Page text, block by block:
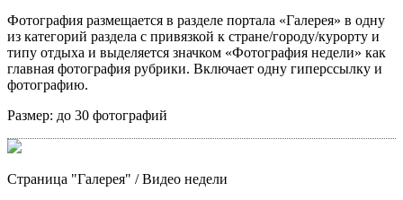
Фотография размещается в разделе портала «Галерея» в одну
из категорий раздела с привязкой к стране/городу/курорту и
типу отдыха и выделяется значком «Фотография недели» как
главная фотография рубрики. Включает одну гиперссылку и
фотографию.
Размер: до 30 фотографий
Страница "Галерея" / Видео недели